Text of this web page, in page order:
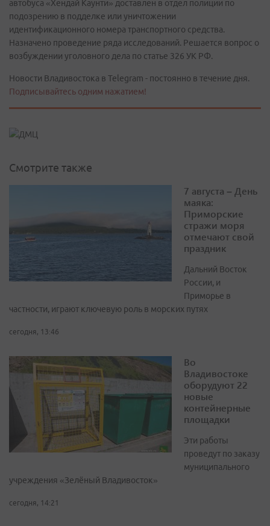
автобуса «Хендай Каунти» доставлен в отдел полиции по
подозрению в подделке или уничтожении
идентификационного номера транспортного средства.
Назначено проведение ряда исследований. Решается вопрос о
возбуждении уголовного дела по статье 326 УК РФ.
Новости Владивостока в Telegram - постоянно в течение дня.
Подписывайтесь одним нажатием!
Смотрите также
7 августа – День
маяка:
Приморские
стражи моря
отмечают свой
праздник
Дальний Восток
России, и
Приморье в
частности, играют ключевую роль в морских путях
сегодня, 13:46
Во
Владивостоке
оборудуют 22
новые
контейнерные
площадки
Эти работы
проведут по заказу
муниципального
учреждения «Зелёный Владивосток»
сегодня, 14:21